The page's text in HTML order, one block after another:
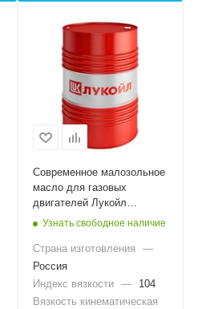
Современное малозольное
масло для газовых
двигателей Лукойл
Эффорсе 4004, 200л
Узнать свободное наличие
Страна изготовления
—
Россия
Индекс вязкости —
104
Вязкость кинематическая